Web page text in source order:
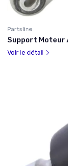
Partsline
Support Moteur
Voir le détail